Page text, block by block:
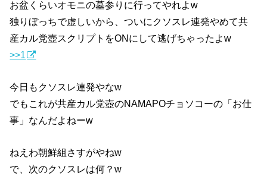
お盆くらいオモニの墓参りに行ってやれよw
独りぼっちで虚しいから、ついにクソスレ連発やめて共
産カル党壺スクリプトをONにして逃げちゃったよw
>>1
今日もクソスレ連発やなw
でもこれが共産カル党壺のNAMAPOチョソコーの「お仕
事」なんだよねーw
ねえわ朝鮮組さすがやねw
で、次のクソスレは何？w